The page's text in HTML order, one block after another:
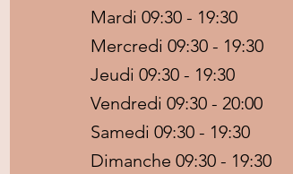
Mardi 09:30 - 19:30
Mercredi 09:30 - 19:30
Jeudi 09:30 - 19:30
Vendredi 09:30 - 20:00
Samedi 09:30 - 19:30
Dimanche 09:30 - 19:30